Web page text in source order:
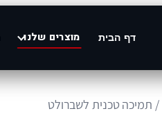
דף הבית מוצרים שלנו
/ תמיכה טכנית לשברולט